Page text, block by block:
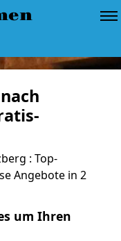
: Top-
Angebote in 2
um Ihren